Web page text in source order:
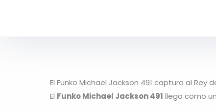
El Funko Michael Jackson 491 captura al Rey
El Funko Michael Jackson 491 llega como